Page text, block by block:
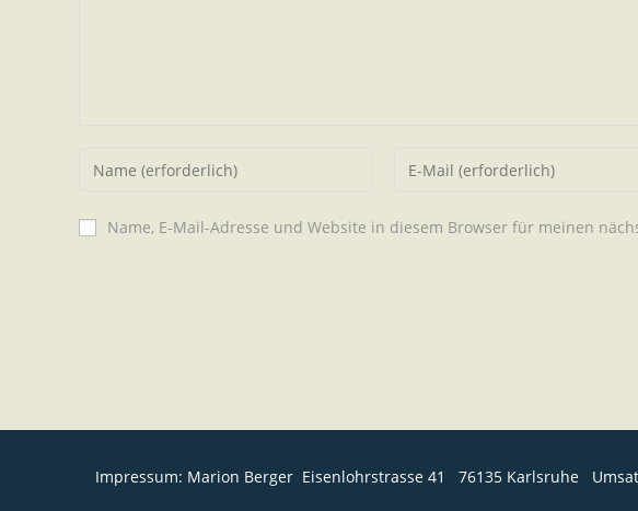
Name, E-Mail-Adresse und Website in diesem Browser für meinen
Impressum: Marion Berger Eisenlohrstrasse 41 76135 Karlsruhe